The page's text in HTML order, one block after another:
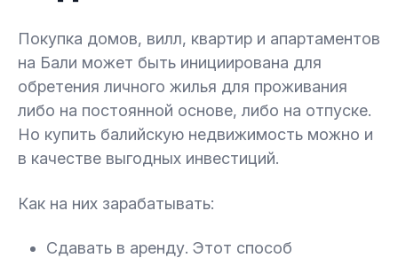
Покупка домов, вилл, квартир и апартаментов
на Бали может быть инициирована для
обретения личного жилья для проживания
либо на постоянной основе, либо на отпуске.
Но купить балийскую недвижимость можно и
в качестве выгодных инвестиций.
Как на них зарабатывать:
Сдавать в аренду. Этот способ